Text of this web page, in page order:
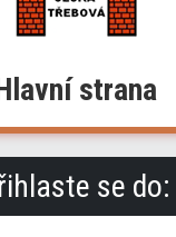
strana
se do: